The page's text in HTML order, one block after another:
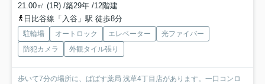
21.00㎡ (1R) /築29年 /12階建
日比谷線「入谷」駅 徒歩8分
駐輪場 オートロック エレベーター
光ファイバー
防犯カメラ
外観タイル張り
歩いて7分の場所に、ぱぱす薬局 浅草4丁目店があります。一口コンロ